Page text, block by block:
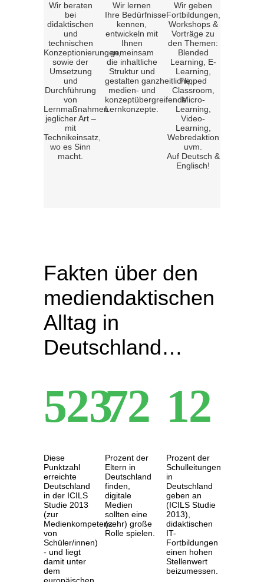
Wir beraten
bei
didaktischen
und
technischen
Konzeptionierungen,
sowie der
Umsetzung
und
Durchführung
von
Lernmaßnahmen
jeglicher Art –
mit
Technikeinsatz,
wo es Sinn
macht.
Wir lernen
Ihre Bedürfnisse
kennen,
entwickeln mit
Ihnen
gemeinsam
die inhaltliche
Struktur und
gestalten ganzheitliche,
medien- und
konzeptübergreifende
Lernkonzepte.
Wir geben
Fortbildungen,
Workshops &
Vorträge zu
den Themen:
Blended
Learning, E-
Learning,
Flipped
Classroom,
Micro-
Learning,
Video-
Learning,
Webredaktion
uvm.
Auf Deutsch &
Englisch!
Fakten über den
mediendaktischen
Alltag in
Deutschland…
523
Diese
Punktzahl
erreichte
Deutschland
in der ICILS
Studie 2013
(zur
Medienkompetenz
von
Schüler/innen)
- und liegt
damit unter
dem
72
Prozent der
Eltern in
Deutschland
finden,
digitale
Medien
sollten eine
(sehr) große
Rolle spielen.
12
Prozent der
Schulleitungen
in
Deutschland
geben an
(ICILS Studie
2013),
didaktischen
IT-
Fortbildungen
einen hohen
Stellenwert
beizumessen.